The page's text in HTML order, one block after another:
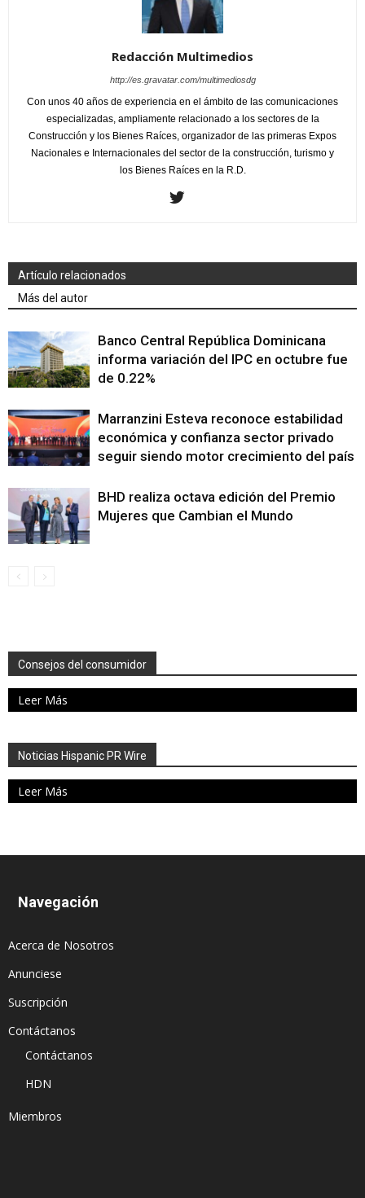
Redacción Multimedios
http://es.gravatar.com/multimediosdg
Con unos 40 años de experiencia en el ámbito de las comunicaciones
especializadas, ampliamente relacionado a los sectores de la
Construcción y los Bienes Raíces, organizador de las primeras Expos
Nacionales e Internacionales del sector de la construcción, turismo y
los Bienes Raíces en la R.D.
Artículo relacionados
Más del autor
Banco Central República Dominicana
informa variación del IPC en octubre fue
de 0.22%
Marranzini Esteva reconoce estabilidad
económica y confianza sector privado
seguir siendo motor crecimiento del país
BHD realiza octava edición del Premio
Mujeres que Cambian el Mundo
Consejos del consumidor
Leer Más
Noticias Hispanic PR Wire
Leer Más
Navegación
Acerca de Nosotros
Anunciese
Suscripción
Contáctanos
Contáctanos
HDN
Miembros